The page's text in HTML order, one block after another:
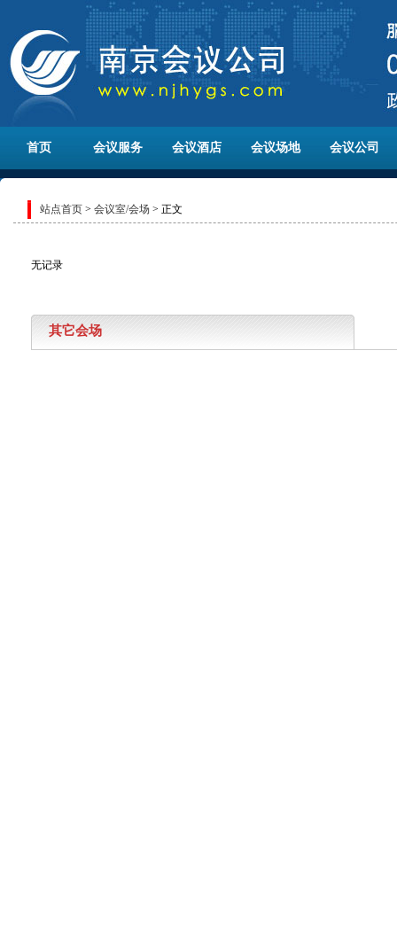
首页 会议服务 会议酒店 会议场地 会议公司
站点首页 > 会议室/会场 > 正文
无记录
其它会场